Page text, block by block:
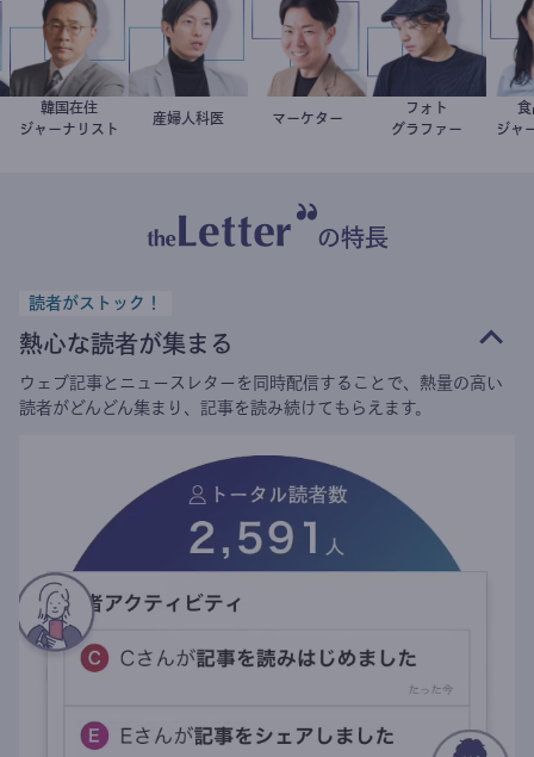
徐台教
韓国在住
ジャーナリスト
重見大介
産婦人科医 室谷良平
マーケター 別所隆弘
フォト
グラファー
の特長
読者がストック！
熱心な読者が集まる
ウェブ記事とニュースレターを同時配信することで、熱量の高い
読者がどんどん集まり、記事を読み続けてもらえます。